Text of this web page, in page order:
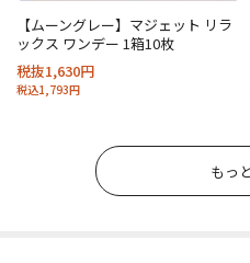
【ムーングレー】マジェット リラ
ックス ワンデー 1箱10枚
税抜1,630円
税込1,793円
もっ